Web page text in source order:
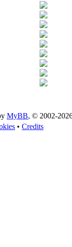
MyBB, © 2002-
• Credits